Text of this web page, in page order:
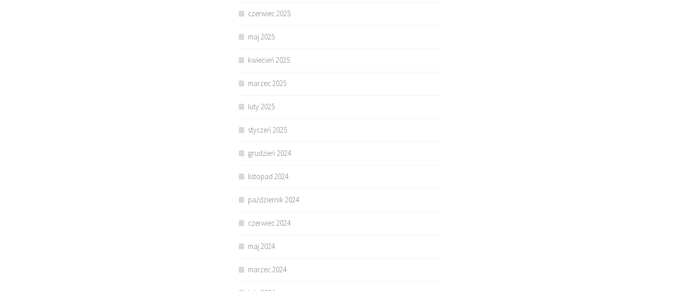
czerwiec 2025
maj 2025
kwiecień 2025
marzec 2025
luty 2025
styczeń 2025
grudzień 2024
listopad 2024
październik 2024
czerwiec 2024
maj 2024
marzec 2024